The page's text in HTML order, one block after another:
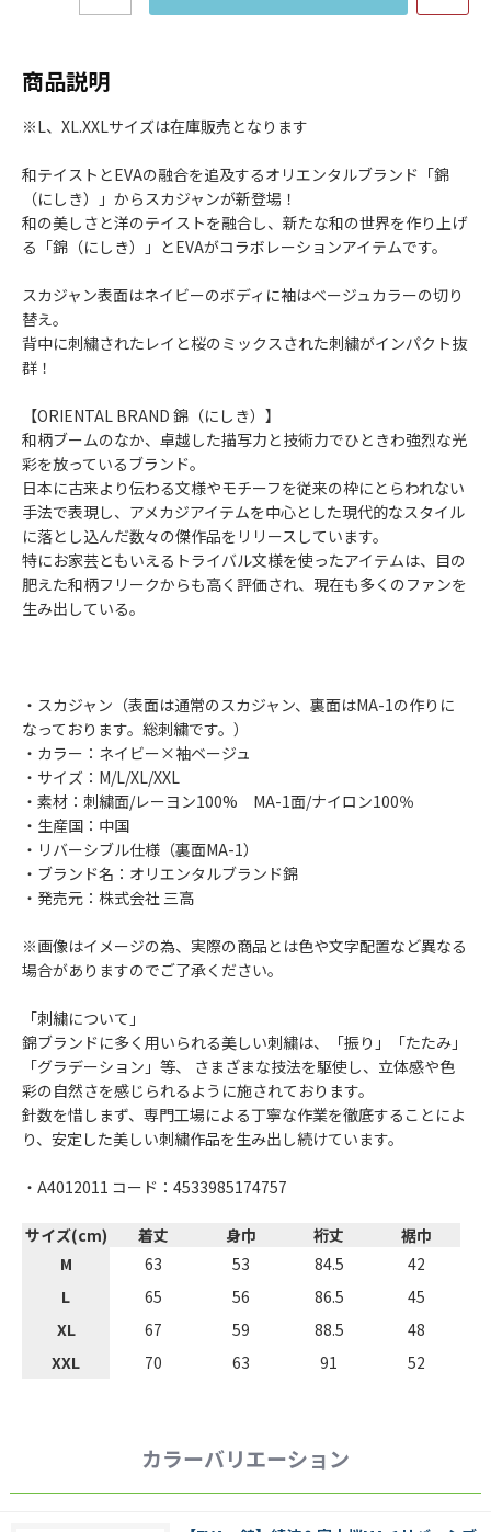
商品説明
※L、XL.XXLサイズは在庫販売となります
和テイストとEVAの融合を追及するオリエンタルブランド「錦
（にしき）」からスカジャンが新登場！
和の美しさと洋のテイストを融合し、新たな和の世界を作り上げ
る「錦（にしき）」とEVAがコラボレーションアイテムです。
スカジャン表面はネイビーのボディに袖はベージュカラーの切り
替え。
背中に刺繍されたレイと桜のミックスされた刺繍がインパクト抜
群！
【ORIENTAL BRAND 錦（にしき）】
和柄ブームのなか、卓越した描写力と技術力でひときわ強烈な光
彩を放っているブランド。
日本に古来より伝わる文様やモチーフを従来の枠にとらわれない
手法で表現し、アメカジアイテムを中心とした現代的なスタイル
に落とし込んだ数々の傑作品をリリースしています。
特にお家芸ともいえるトライバル文様を使ったアイテムは、目の
肥えた和柄フリークからも高く評価され、現在も多くのファンを
生み出している。
・スカジャン（表面は通常のスカジャン、裏面はMA-1の作りに
なっております。総刺繍です。）
・カラー：ネイビー×袖ベージュ
・サイズ：M/L/XL/XXL
・素材：刺繍面/レーヨン100% MA-1面/ナイロン100％
・生産国：中国
・リバーシブル仕様（裏面MA-1）
・ブランド名：オリエンタルブランド錦
・発売元：株式会社 三高
※画像はイメージの為、実際の商品とは色や文字配置など異なる
場合がありますのでご了承ください。
「刺繍について」
錦ブランドに多く用いられる美しい刺繍は、「振り」「たたみ」
「グラデーション」等、 さまざまな技法を駆使し、立体感や色
彩の自然さを感じられるように施されております。
針数を惜しまず、専門工場による丁寧な作業を徹底することによ
り、安定した美しい刺繍作品を生み出し続けています。
・A4012011 コード：4533985174757
サイズ(cm) 着丈 身巾 裄丈
裾巾
M
63 53 84.5
42
L
65 56 86.5
45
XL
67 59 88.5
48
XXL
70 63 91 52
カラーバリエーション